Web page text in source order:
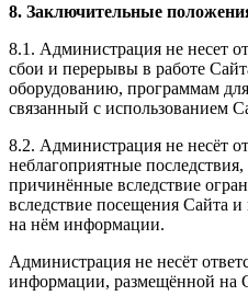
8. Заключительные
8.1. Администрация не несет
сбои и перерывы в работе
оборудованию, программам
связанный с использованием
8.2. Администрация не несёт
неблагоприятные
причинённые вследствие
вследствие посещения Сайта
на нём информации.
Администрация не несёт
информации, размещённой на